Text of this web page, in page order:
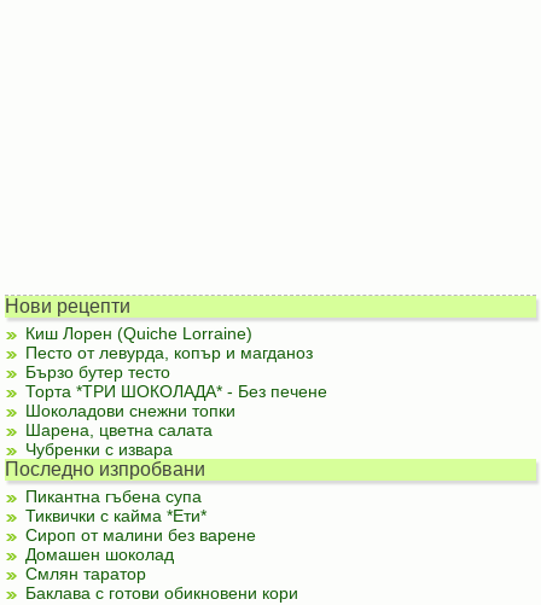
Нови рецепти
Киш Лорен (Quiche Lorraine)
Песто от левурда, копър и магданоз
Бързо бутер тесто
Торта *ТРИ ШОКОЛАДА* - Без печене
Шоколадови снежни топки
Шарена, цветна салата
Чубренки с извара
Последно изпробвани
Пикантна гъбена супа
Тиквички с кайма *Ети*
Сироп от малини без варене
Домашен шоколад
Смлян таратор
Баклава с готови обикновени кори